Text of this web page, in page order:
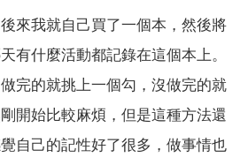
來我就自己買了一個本，然後將
有什麼活動都記錄在這個本上。
完的就挑上一個勾，沒做完的就
開始比較麻煩，但是這種方法還
自己的記性好了很多，做事情也